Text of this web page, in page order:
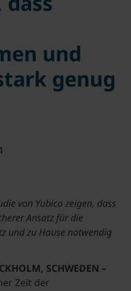
und
genug
von Yubico zeigen, dass
Ansatz für die
und zu Hause notwendig
SCHWEDEN –
Zeit der